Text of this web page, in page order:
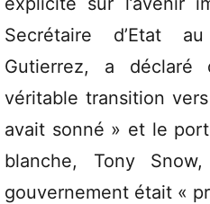
Secrétaire d’Etat
Gutierrez, a déclaré
véritable transition
avait sonné » et le
blanche, Tony
gouvernement était «